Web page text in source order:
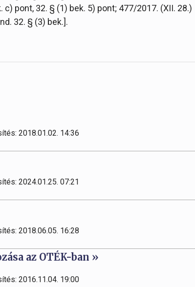
c) pont, 32. § (1) bek. 5) pont; 477/2017. (XII. 28.)
32. § (3) bek.].
2018.01.02. 14:36
2024.01.25. 07:21
2018.06.05. 16:28
az OTÉK-ban »
2016.11.04. 19:00